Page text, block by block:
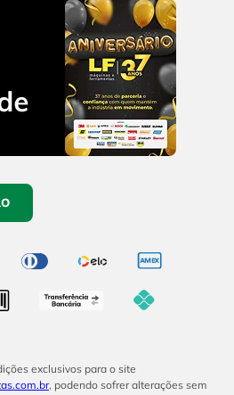
exclusivos para o site
, podendo sofrer alterações sem